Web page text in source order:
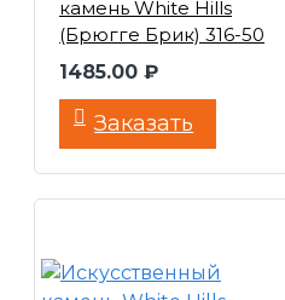
камень White Hills
(Брюгге Брик) 316-50
1485.00 ₽
Заказать